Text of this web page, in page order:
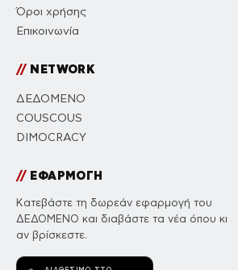
Όροι χρήσης
Επικοινωνία
//NETWORK
ΔΕΔΟΜΕΝΟ
COUSCOUS
DIMOCRACY
//ΕΦΑΡΜΟΓΗ
Κατεβάστε τη δωρεάν εφαρμογή του
ΔΕΔΟΜΕΝΟ και διαβάστε τα νέα όπου κι
αν βρίσκεστε.